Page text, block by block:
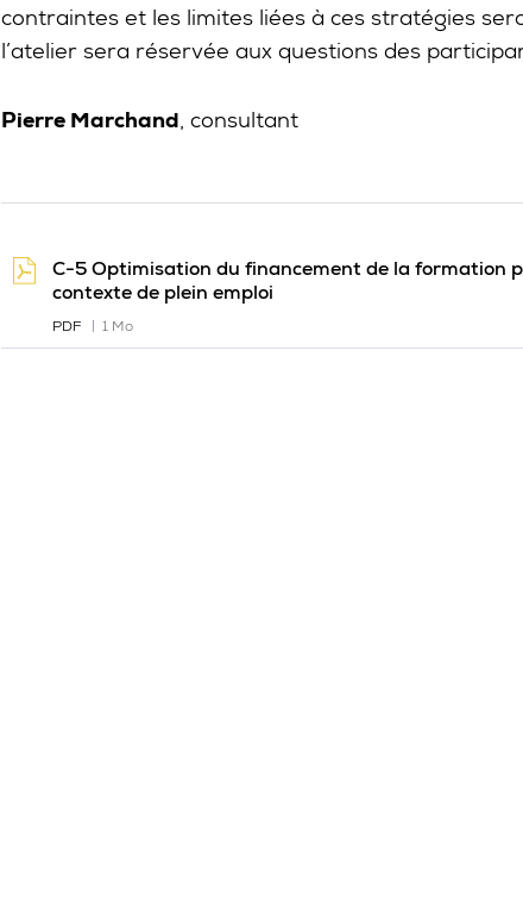
contraintes et les limites liées à ces stratégies
l’atelier sera réservée aux questions des
Pierre Marchand, consultant
C-5 Optimisation du financement de la formation
contexte de plein emploi
PDF 1 Mo